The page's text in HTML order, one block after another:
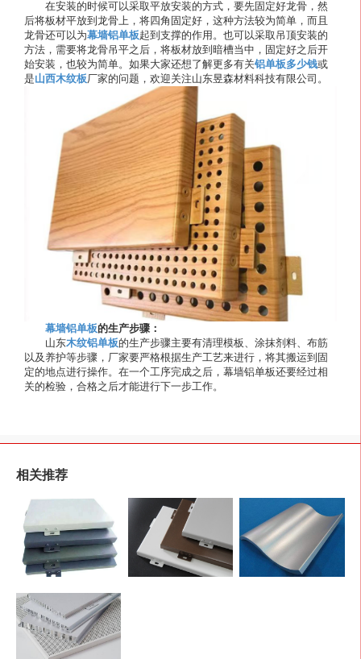
在安装的时候可以采取平放安装的方式，要先固定好龙骨，然
后将板材平放到龙骨上，将四角固定好，这种方法较为简单，而且
龙骨还可以为幕墙铝单板起到支撑的作用。也可以采取吊顶安装的
方法，需要将龙骨吊平之后，将板材放到暗槽当中，固定好之后开
始安装，也较为简单。如果大家还想了解更多有关铝单板多少钱或
是山西木纹板厂家的问题，欢迎关注山东昱森材料科技有限公司。
幕墙铝单板的生产步骤：
山东木纹铝单板的生产步骤主要有清理模板、涂抹剂料、布筋
以及养护等步骤，厂家要严格根据生产工艺来进行，将其搬运到固
定的地点进行操作。在一个工序完成之后，幕墙铝单板还要经过相
关的检验，合格之后才能进行下一步工作。
相关推荐